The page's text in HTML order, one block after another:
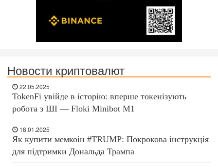
Новости криптовалют
22.05.2025
TokenFi увійде в історію: вперше токенізують
робота з ШІ — Floki Minibot M1
18.01.2025
Як купити мемкоін #TRUMP: Покрокова інструкція
для підтримки Дональда Трампа